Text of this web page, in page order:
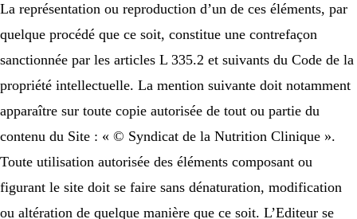
La représentation ou reproduction d’un de ces éléments, par
quelque procédé que ce soit, constitue une contrefaçon
sanctionnée par les articles L 335.2 et suivants du Code de la
propriété intellectuelle. La mention suivante doit notamment
apparaître sur toute copie autorisée de tout ou partie du
contenu du Site : « © Syndicat de la Nutrition Clinique ».
Toute utilisation autorisée des éléments composant ou
figurant le site doit se faire sans dénaturation, modification
ou altération de quelque manière que ce soit. L’Editeur se